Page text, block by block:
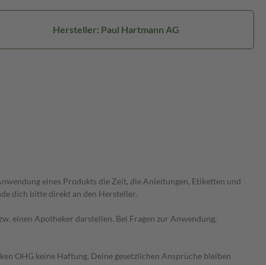
Hersteller: Paul Hartmann AG
eines Produkts die Zeit, die Anleitungen, Etiketten und
dich bitte direkt an den Hersteller.
einen Apotheker darstellen. Bei Fragen zur Anwendung,
OHG keine Haftung. Deine gesetzlichen Ansprüche bleiben